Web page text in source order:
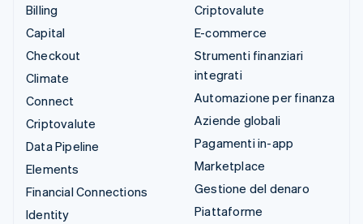
Billing
Capital
Checkout
Climate
Connect
Criptovalute
Data Pipeline
Elements
Financial Connections
Identity
Criptovalute
E-commerce
Strumenti finanziari
integrati
Automazione per finanza
Aziende globali
Pagamenti in-app
Marketplace
Gestione del denaro
Piattaforme